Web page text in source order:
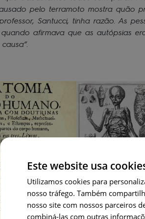
pelo terramoto mostra quão
Santucci, tinha razão. As
afirmava que as autópsias
Este website usa
Utilizamos cookies para
nosso tráfego. Também
nosso site com nossos parceiros
combiná-las com outras